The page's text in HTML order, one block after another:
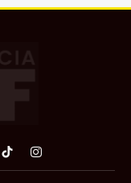
TikTokInstagram